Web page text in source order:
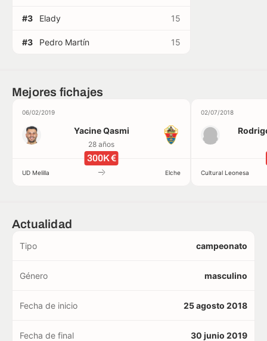
#3 Elady 15
#3 Pedro Martín 15
Mejores fichajes
06/02/2019
Yacine Qasmi
28 años
300K €
UD Melilla Elche
02/07/2018
Cultural Leonesa
Actualidad
Tipo campeonato
Género masculino
Fecha de inicio 25 agosto 2018
Fecha de final 30 junio 2019